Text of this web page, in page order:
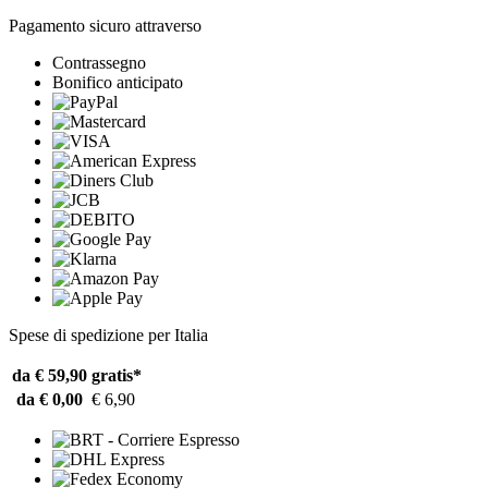
Pagamento sicuro attraverso
Contrassegno
Bonifico anticipato
Spese di spedizione per Italia
da € 59,90 gratis*
da € 0,00 € 6,90